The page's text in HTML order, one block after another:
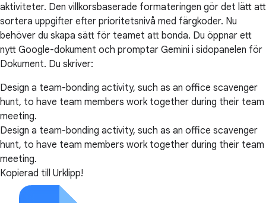
aktiviteter. Den villkorsbaserade formateringen gör det lätt att
sortera uppgifter efter prioritetsnivå med färgkoder. Nu
behöver du skapa sätt för teamet att bonda. Du öppnar ett
nytt Google-dokument och promptar Gemini i sidopanelen för
Dokument. Du skriver:
Design a team-bonding activity, such as an office scavenger
hunt, to have team members work together during their team
meeting.
Design a team-bonding activity, such as an office scavenger
hunt, to have team members work together during their team
meeting.
Kopierad till Urklipp!